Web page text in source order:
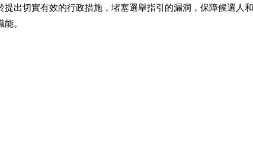
提出切實有效的行政措施，堵塞選舉指引的漏洞，保障候選人
。